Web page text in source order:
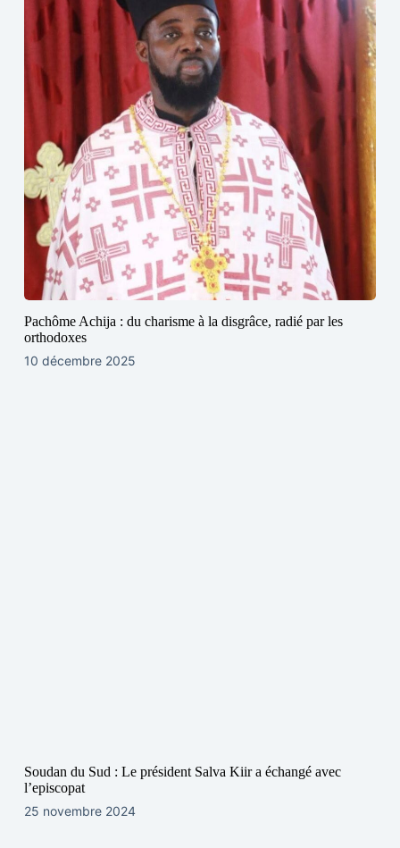
Pachôme Achija : du charisme à la disgrâce, radié par les
orthodoxes
10 décembre 2025
Soudan du Sud : Le président Salva Kiir a échangé avec
l’episcopat
25 novembre 2024